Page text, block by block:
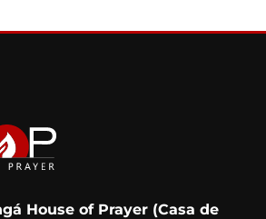
House of Prayer (Casa de